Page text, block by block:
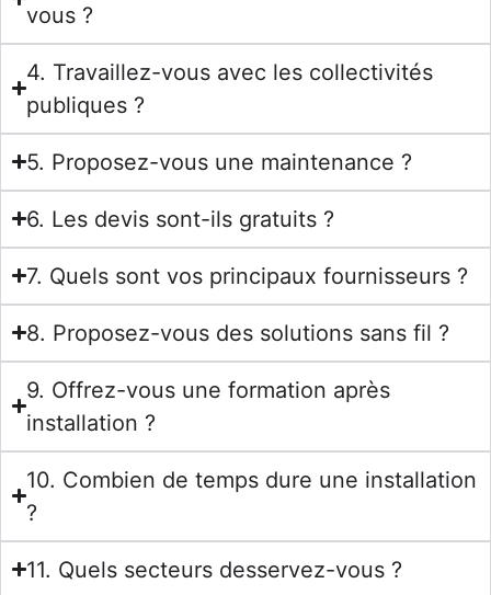
vous ?
4. Travaillez-vous avec les collectivités
publiques ?
5. Proposez-vous une maintenance ?
6. Les devis sont-ils gratuits ?
7. Quels sont vos principaux fournisseurs ?
8. Proposez-vous des solutions sans fil ?
9. Offrez-vous une formation après
installation ?
10. Combien de temps dure une installation
?
11. Quels secteurs desservez-vous ?